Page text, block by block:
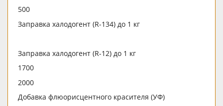
500
Заправка халодогент (R-134) до 1 кг
Заправка халодогент (R-12) до 1 кг
1700
2000
Добавка флюорисцентного красителя (УФ)